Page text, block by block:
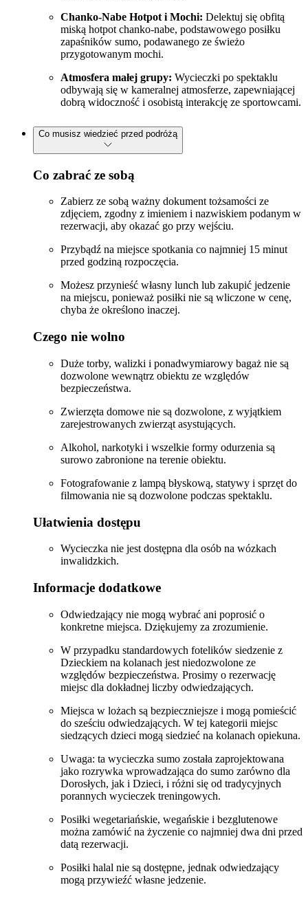
Chanko-Nabe Hotpot i Mochi: Delektuj się obfitą
miską hotpot chanko-nabe, podstawowego posiłku
zapaśników sumo, podawanego ze świeżo
przygotowanym mochi.
Atmosfera małej grupy: Wycieczki po spektaklu
odbywają się w kameralnej atmosferze, zapewniającej
dobrą widoczność i osobistą interakcję ze sportowcami.
Co musisz wiedzieć przed podróżą
Co zabrać ze sobą
Zabierz ze sobą ważny dokument tożsamości ze
zdjęciem, zgodny z imieniem i nazwiskiem podanym w
rezerwacji, aby okazać go przy wejściu.
Przybądź na miejsce spotkania co najmniej 15 minut
przed godziną rozpoczęcia.
Możesz przynieść własny lunch lub zakupić jedzenie
na miejscu, ponieważ posiłki nie są wliczone w cenę,
chyba że określono inaczej.
Czego nie wolno
Duże torby, walizki i ponadwymiarowy bagaż nie są
dozwolone wewnątrz obiektu ze względów
bezpieczeństwa.
Zwierzęta domowe nie są dozwolone, z wyjątkiem
zarejestrowanych zwierząt asystujących.
Alkohol, narkotyki i wszelkie formy odurzenia są
surowo zabronione na terenie obiektu.
Fotografowanie z lampą błyskową, statywy i sprzęt do
filmowania nie są dozwolone podczas spektaklu.
Ułatwienia dostępu
Wycieczka nie jest dostępna dla osób na wózkach
inwalidzkich.
Informacje dodatkowe
Odwiedzający nie mogą wybrać ani poprosić o
konkretne miejsca. Dziękujemy za zrozumienie.
W przypadku standardowych fotelików siedzenie z
Dzieckiem na kolanach jest niedozwolone ze
względów bezpieczeństwa. Prosimy o rezerwację
miejsc dla dokładnej liczby odwiedzających.
Miejsca w lożach są bezpieczniejsze i mogą pomieścić
do sześciu odwiedzających. W tej kategorii miejsc
siedzących dzieci mogą siedzieć na kolanach opiekuna.
Uwaga: ta wycieczka sumo została zaprojektowana
jako rozrywka wprowadzająca do sumo zarówno dla
Dorosłych, jak i Dzieci, i różni się od tradycyjnych
porannych wycieczek treningowych.
Posiłki wegetariańskie, wegańskie i bezglutenowe
można zamówić na życzenie co najmniej dwa dni przed
datą rezerwacji.
Posiłki halal nie są dostępne, jednak odwiedzający
mogą przywieźć własne jedzenie.